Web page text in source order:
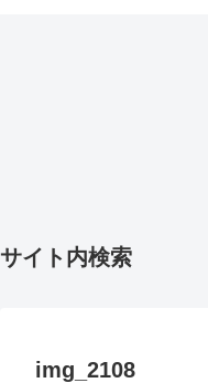
サイト内検索
img_2108